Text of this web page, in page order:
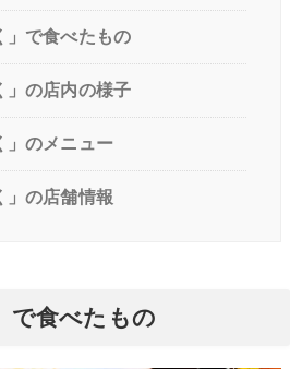
」で食べたもの
」の店内の様子
」のメニュー
」の店舗情報
で食べたもの